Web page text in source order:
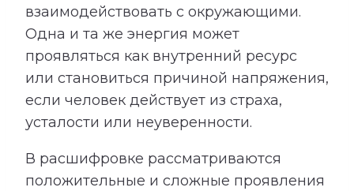
взаимодействовать с окружающими.
Одна и та же энергия может
проявляться как внутренний ресурс
или становиться причиной напряжения,
если человек действует из страха,
усталости или неуверенности.
В расшифровке рассматриваются
положительные и сложные проявления